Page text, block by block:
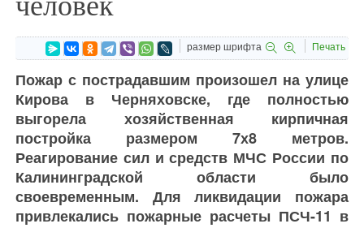
размер шрифта Печать
Пожар с пострадавшим произошел на улице
Кирова в Черняховске, где полностью
выгорела хозяйственная кирпичная
постройка размером 7х8 метров.
Реагирование сил и средств МЧС России по
Калининградской области было
своевременным. Для ликвидации пожара
привлекались пожарные расчеты ПСЧ-11 в